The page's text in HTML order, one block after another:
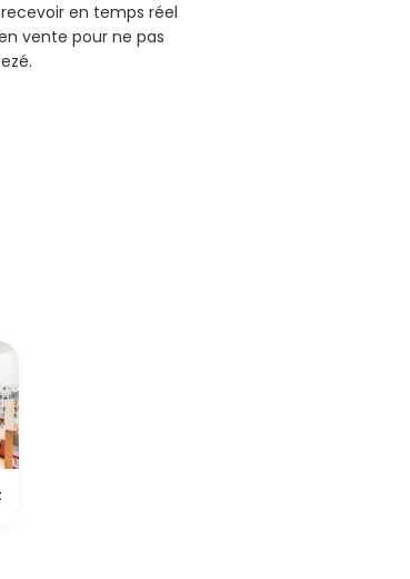
en temps réel
vente pour ne pas